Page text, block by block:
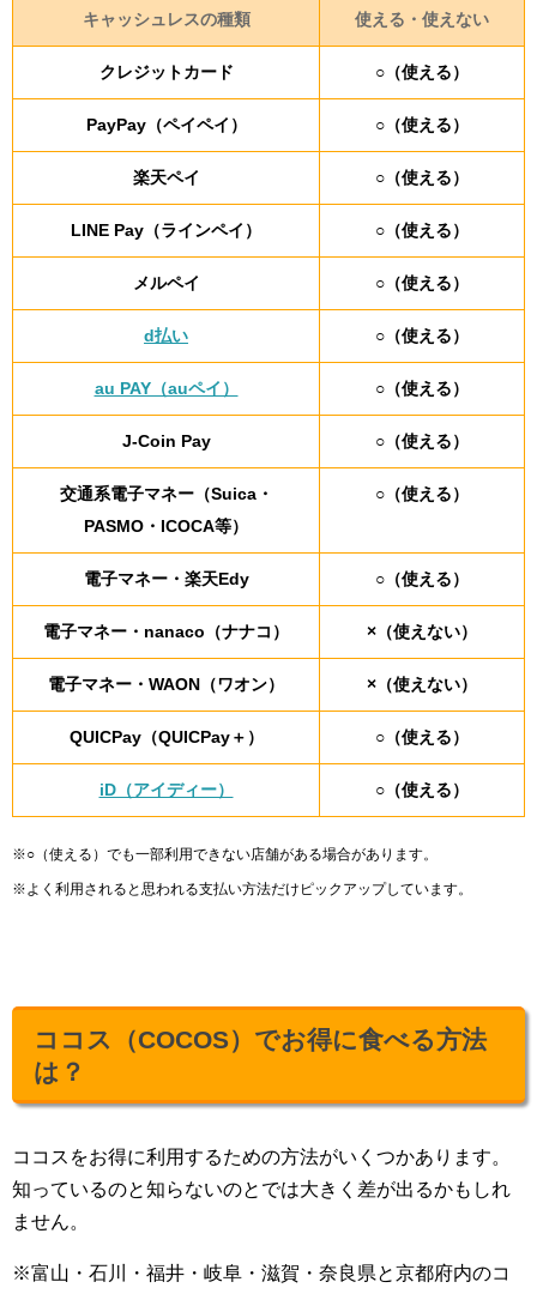
キャッシュレスの種類 使える・使えない
クレジットカード ○（使える）
PayPay（ペイペイ） ○（使える）
楽天ペイ ○（使える）
LINE Pay（ラインペイ） ○（使える）
メルペイ ○（使える）
d払い ○（使える）
au PAY（auペイ） ○（使える）
J-Coin Pay ○（使える）
交通系電子マネー（Suica・
PASMO・ICOCA等）
○（使える）
電子マネー・楽天Edy ○（使える）
電子マネー・nanaco（ナナコ） ×（使えない）
電子マネー・WAON（ワオン） ×（使えない）
QUICPay（QUICPay＋） ○（使える）
iD（アイディー） ○（使える）
※○（使える）でも一部利用できない店舗がある場合があります。
※よく利用されると思われる支払い方法だけピックアップしています。
ココス（COCOS）でお得に食べる方法
は？
ココスをお得に利用するための方法がいくつかあります。
知っているのと知らないのとでは大きく差が出るかもしれ
ません。
※富山・石川・福井・岐阜・滋賀・奈良県と京都府内のコ